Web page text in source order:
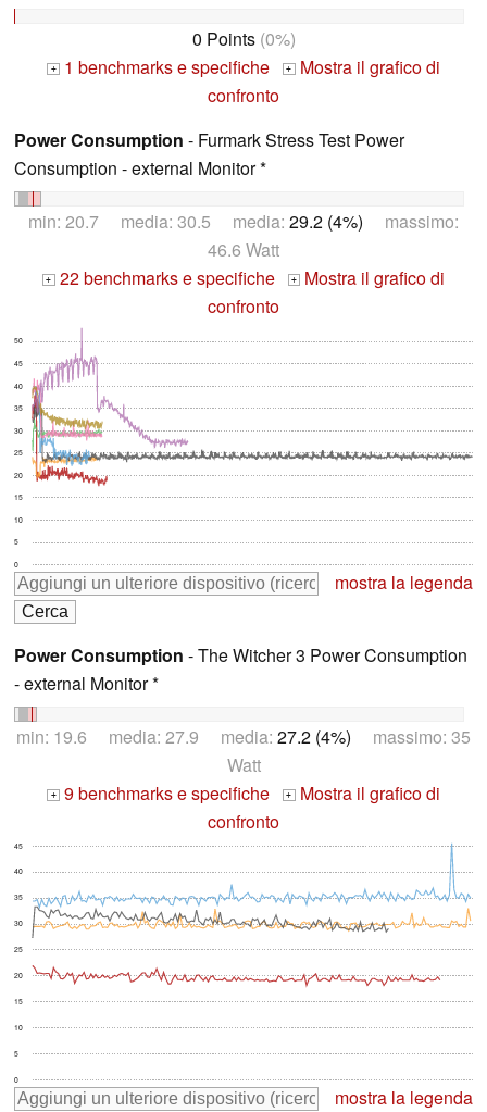
0 Points(0%)
+ 1 benchmarks e specifiche + Mostra il grafico di
confronto
Power Consumption - Furmark Stress Test Power
Consumption - external Monitor *
min: 20.7 media: 30.5 media: 29.2 (4%) massimo:
46.6 Watt
+ 22 benchmarks e specifiche +
Mostra il grafico di
confronto
0
5
10
15
20
25
30
35
40
45
50
mostra la legenda
Power Consumption - The Witcher 3 Power Consumption
- external Monitor *
min: 19.6 media: 27.9 media: 27.2 (4%) massimo: 35
Watt
+ 9 benchmarks e specifiche + Mostra il grafico di
confronto
0
5
10
15
20
25
30
35
40
45
mostra la legenda